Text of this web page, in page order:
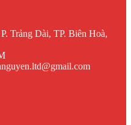
Trảng Dài, TP. Biên Hoà,